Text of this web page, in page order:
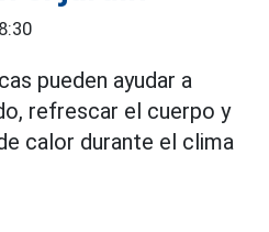
pueden ayudar a
refrescar el cuerpo y
calor durante el clima